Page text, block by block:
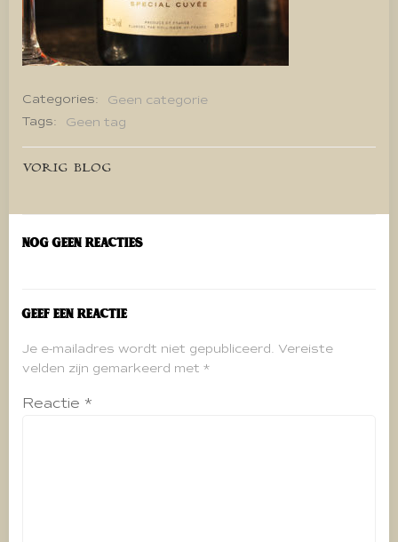
Categories:
Geen categorie
Tags:
Geen tag
Bericht
navigatie
VORIG BLOG
Nog geen reacties
Geef een reactie
Je e-mailadres wordt niet gepubliceerd. Vereiste
velden zijn gemarkeerd met *
Reactie *